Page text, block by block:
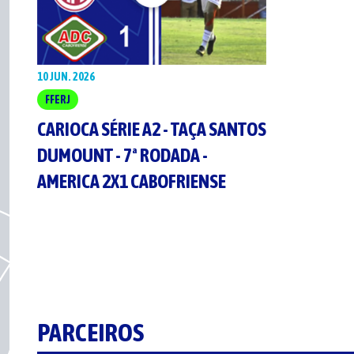
10 JUN. 2026
FFERJ
CARIOCA SÉRIE A2 - TAÇA SANTOS
DUMOUNT - 7ª RODADA -
AMERICA 2X1 CABOFRIENSE
PARCEIROS